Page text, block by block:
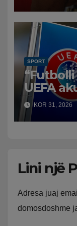
Mesme
dhe
SPORT
UEFA
ka
KOR 31, 2026
Lini një
Adresa juaj
domosdoshme